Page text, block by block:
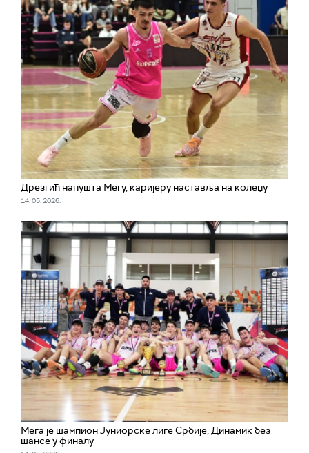
Дрезгић напушта Мегу, каријеру наставља на колеџу
14. 05. 2026.
Мега је шампион Јуниорске лиге Србије, Динамик без
шансе у финалу